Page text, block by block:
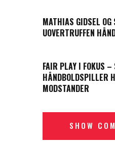
MATHIAS GIDSEL
UOVERTRUFFEN
FAIR PLAY I FOKUS –
HÅNDBOLDSPILLER
MODSTANDER
SHOW